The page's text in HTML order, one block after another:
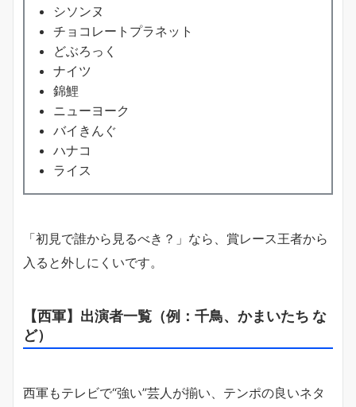
シソンヌ
チョコレートプラネット
どぶろっく
ナイツ
錦鯉
ニューヨーク
バイきんぐ
ハナコ
ライス
「初見で誰から見るべき？」なら、賞レース王者から
入ると外しにくいです。
【西軍】出演者一覧（例：千鳥、かまいたち な
ど）
西軍もテレビで“強い”芸人が揃い、テンポの良いネタ